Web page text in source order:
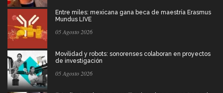
Entre miles: mexicana gana beca de maestría Erasmus
Mundus LIVE
05 Agosto 2026
Movilidad y robots: sonorenses colaboran en proyectos
de investigación
05 Agosto 2026